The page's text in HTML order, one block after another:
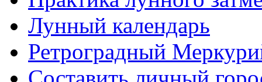
Лунный календарь
Ретроградный